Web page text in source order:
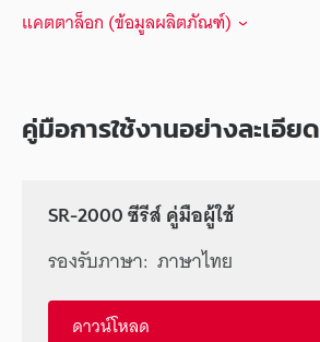
แคตตาล็อก (ข้อมูลผลิตภัณฑ์)
คู่มือการใช้งานอย่างละเอียด
SR-2000 ซีรีส์ คู่มือผู้ใช้
รองรับภาษา: ภาษาไทย
ดาวน์โหลด